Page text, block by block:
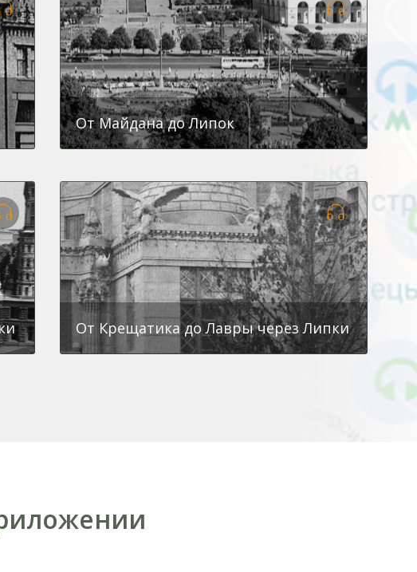
От Майдана до Липок
От Крещатика до Лавры через Липки
От ЖД вокзала до Подола на
фуникулере